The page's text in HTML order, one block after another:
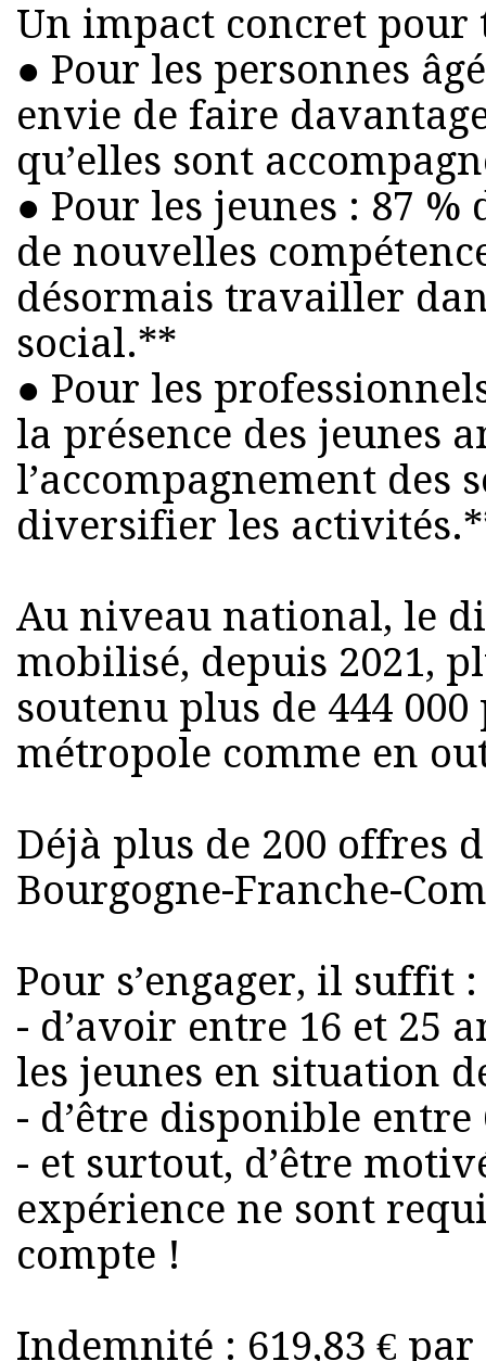
Un impact concret pour
● Pour les personnes
envie de faire
qu’elles sont
● Pour les jeunes : 87
de nouvelles
désormais travailler
social.**
● Pour les
la présence des jeunes
l’accompagnement des
diversifier les
Au niveau national, le
mobilisé, depuis 2021,
soutenu plus de 444 000
métropole comme en
Déjà plus de 200 offres
Bourgogne-Franche-
Pour s’engager, il suffit :
- d’avoir entre 16 et 25
les jeunes en situation
- d’être disponible entre
- et surtout, d’être
expérience ne sont
compte !
Indemnité : 619,83 €